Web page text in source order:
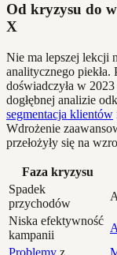
Od kryzysu do
X
Nie ma lepszej lekcji
analitycznego
doświadczyła w
dogłębnej analizie
segmentacja klientów
Wdrożenie
przełożyły się na
Faza kryzysu
Spadek
przychodów
Niska efektywność
kampanii
Problemy z